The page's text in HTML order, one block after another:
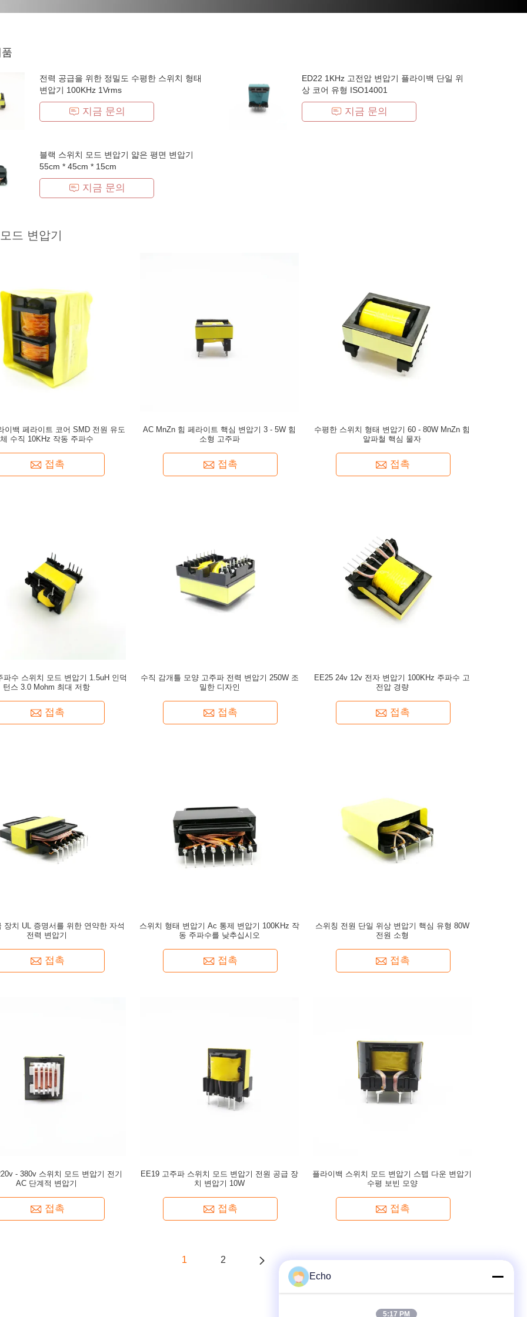
전력 공급을 위한 정밀도 수평한 스위치 형태
변압기 100KHz 1Vrms
지금 문의
ED22 1KHz 고전압 변압기 플라이백 단일 위
상 코어 유형 ISO14001
지금 문의
블랙 스위치 모드 변압기 얇은 평면 변압기
55cm * 45cm * 15cm
지금 문의
드 변압기
이백 페라이트 코어 SMD 전원 유도
체 수직 10KHz 작동 주파수
접촉
AC MnZn 힘 페라이트 핵심 변압기 3 - 5W 힘
소형 고주파
접촉
수평한 스위치 형태 변압기 60 - 80W MnZn 힘
알파철 핵심 물자
접촉
파수 스위치 모드 변압기 1.5uH 인덕
턴스 3.0 Mohm 최대 저항
접촉
수직 감개틀 모양 고주파 전력 변압기 250W 조
밀한 디자인
접촉
EE25 24v 12v 전자 변압기 100KHz 주파수 고
전압 경량
접촉
장치 UL 증명서를 위한 연약한 자석
전력 변압기
접촉
스위치 형태 변압기 Ac 통제 변압기 100KHz 작
동 주파수를 낮추십시오
접촉
스위칭 전원 단일 위상 변압기 핵심 유형 80W
전원 소형
접촉
- 380v 스위치 모드 변압기 전기
AC 단계적 변압기
접촉
EE19 고주파 스위치 모드 변압기 전원 공급 장
치 변압기 10W
접촉
플라이백 스위치 모드 변압기 스텝 다운 변압기
수평 보빈 모양
접촉
1
2
Echo
5:17 PM